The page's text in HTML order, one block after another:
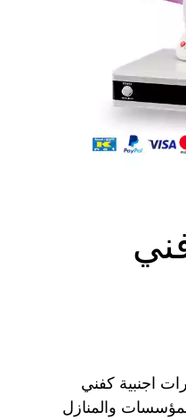
السلام 50994997 فني
اجنبية كفني
والمنازل